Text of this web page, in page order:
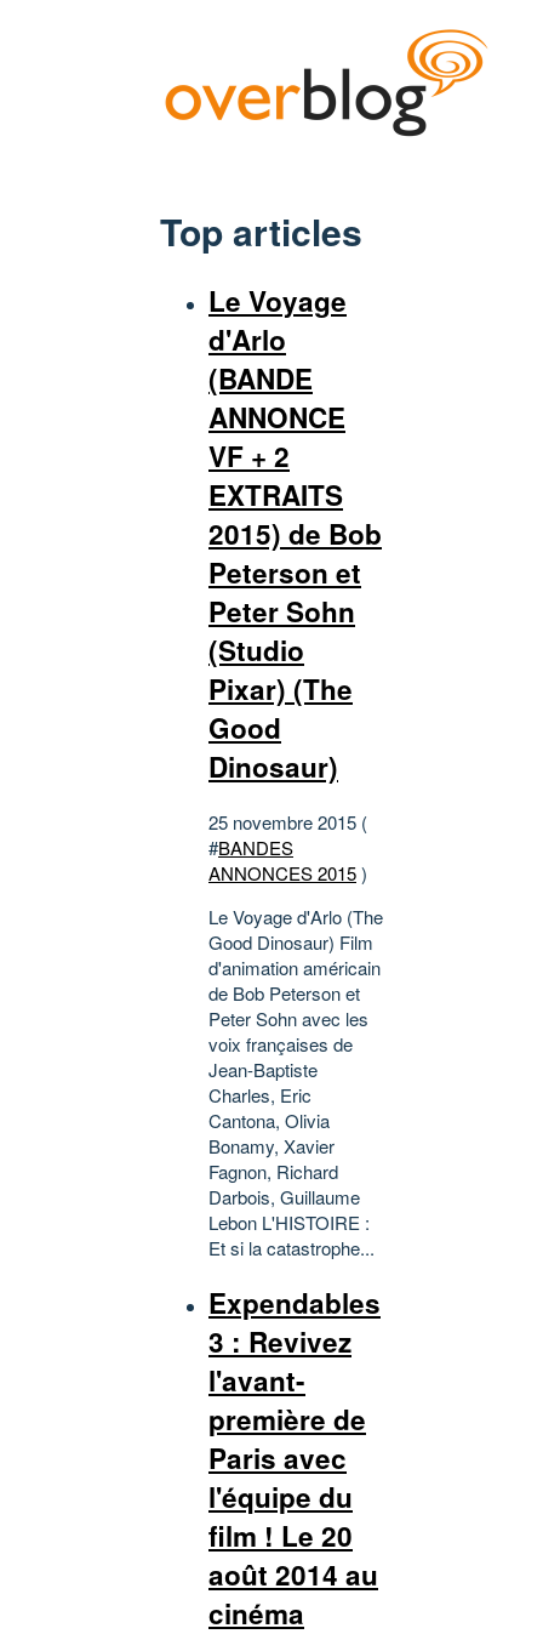
Top articles
Le Voyage
d'Arlo
(BANDE
ANNONCE
VF + 2
EXTRAITS
2015) de Bob
Peterson et
Peter Sohn
(Studio
Pixar) (The
Good
Dinosaur)
25 novembre 2015 (
#BANDES
ANNONCES 2015)
Le Voyage d'Arlo (The
Good Dinosaur) Film
d'animation américain
de Bob Peterson et
Peter Sohn avec les
voix françaises de
Jean-Baptiste
Charles, Eric
Cantona, Olivia
Bonamy, Xavier
Fagnon, Richard
Darbois, Guillaume
Lebon L'HISTOIRE :
Et si la catastrophe...
Expendables
3 : Revivez
l'avant-
première de
Paris avec
l'équipe du
film ! Le 20
août 2014 au
cinéma